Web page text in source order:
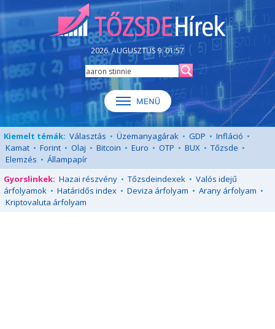
2026. AUGUSZTUS 9. 01:57
Kiemelt témák: Választás • Üzemanyagárak • GDP • Infláció •
Kamat • Forint • Olaj • Bitcoin • Euro • OTP • BUX • Tőzsde •
Elemzés • Állampapír
Gyorslinkek: Hazai részvény • Tőzsdeindexek • Valós idejű
árfolyamok • Határidős index • Deviza árfolyam • Arany árfolyam •
Kriptovaluta árfolyam